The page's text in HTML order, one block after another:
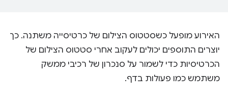
האירוע מופעל כשסטטוס הצילום של כרטיסייה משתנה. כך
יוצרים התוספים יכולים לעקוב אחרי סטטוס הצילום של
הכרטיסיות כדי לשמור על סנכרון של רכיבי ממשק
משתמש כמו פעולות בדף.